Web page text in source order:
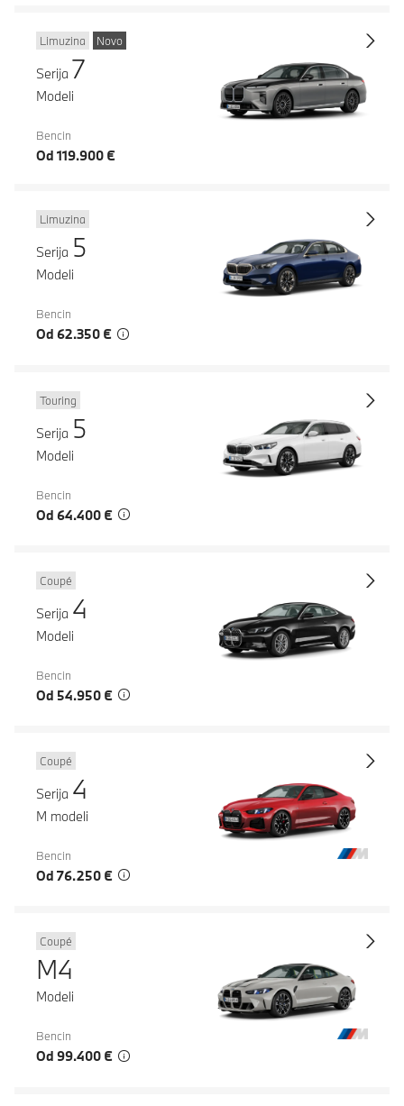
Limuzina Novo
Serija 7
Modeli
Bencin
Od 119.900 €
Limuzina
Serija 5
Modeli
Bencin
Od 62.350 €
Touring
Serija 5
Modeli
Bencin
Od 64.400 €
Coupé
Serija 4
Modeli
Bencin
Od 54.950 €
Coupé
Serija 4
M modeli
Bencin
Od 76.250 €
Coupé
M4
Modeli
Bencin
Od 99.400 €